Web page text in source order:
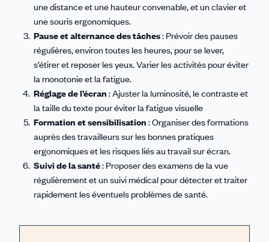
une distance et une hauteur convenable, et un clavier et
une souris ergonomiques.
Pause et alternance des tâches: Prévoir des pauses
régulières, environ toutes les heures, pour se lever,
s’étirer et reposer les yeux. Varier les activités pour éviter
la monotonie et la fatigue.
Réglage de l’écran : Ajuster la luminosité, le contraste et
la taille du texte pour éviter la fatigue visuelle
Formation et sensibilisation : Organiser des formations
auprès des travailleurs sur les bonnes pratiques
ergonomiques et les risques liés au travail sur écran.
Suivi de la santé: Proposer des examens de la vue
régulièrement et un suivi médical pour détecter et traiter
rapidement les éventuels problèmes de santé.